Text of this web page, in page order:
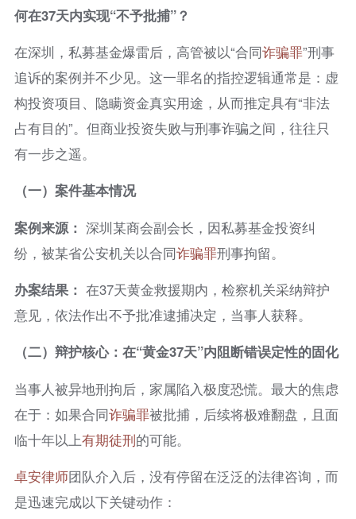
何在37天内实现“不予批捕”？
在深圳，私募基金爆雷后，高管被以“合同诈骗罪”刑事
追诉的案例并不少见。这一罪名的指控逻辑通常是：虚
构投资项目、隐瞒资金真实用途，从而推定具有“非法
占有目的”。但商业投资失败与刑事诈骗之间，往往只
有一步之遥。
（一）案件基本情况
案例来源： 深圳某商会副会长，因私募基金投资纠
纷，被某省公安机关以合同诈骗罪刑事拘留。
办案结果： 在37天黄金救援期内，检察机关采纳辩护
意见，依法作出不予批准逮捕决定，当事人获释。
（二）辩护核心：在“黄金37天”内阻断错误定性的固化
当事人被异地刑拘后，家属陷入极度恐慌。最大的焦虑
在于：如果合同诈骗罪被批捕，后续将极难翻盘，且面
临十年以上有期徒刑的可能。
卓安律师团队介入后，没有停留在泛泛的法律咨询，而
是迅速完成以下关键动作：